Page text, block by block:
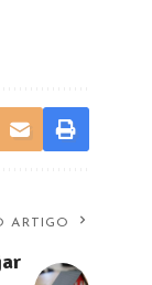
ARTIGO